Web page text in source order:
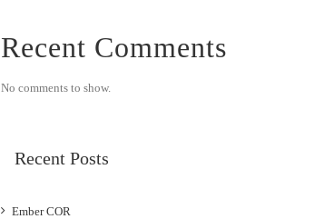
Recent Comments
No comments to show.
Recent Posts
Ember COR